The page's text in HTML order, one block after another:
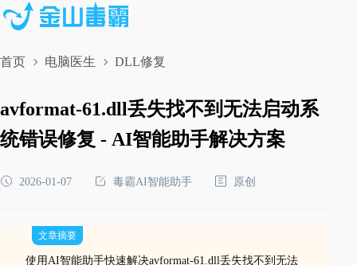
首页 电脑医生 DLL修复
avformat-61.dll丢失找不到无法启动系
统错误修复 - AI智能助手解决方案
2026-01-07 毒霸AI智能助手 原创
文章摘要
使用AI智能助手快速解决avformat-61.dll丢失找不到无法